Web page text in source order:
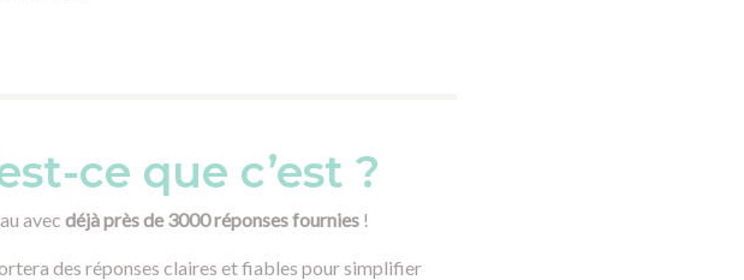
ce que c’est ?
avec déjà près de 3000 réponses fournies !
des réponses claires et fiables pour simplifier